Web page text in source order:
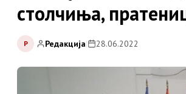
столчиња,
Р Редакција| 28.06.2022